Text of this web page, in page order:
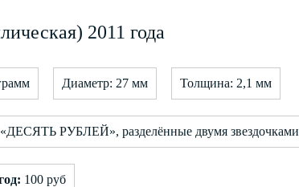
2011 года
Диаметр: 27 мм Толщина: 2,1 мм
РУБЛЕЙ», разделённые двумя звездочками
100 руб